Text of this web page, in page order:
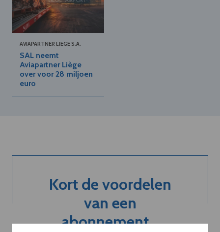
AVIAPARTNER LIEGE S.A.
SAL neemt
Aviapartner Liège
over voor 28 miljoen
euro
Kort de voordelen
van een
abonnement...